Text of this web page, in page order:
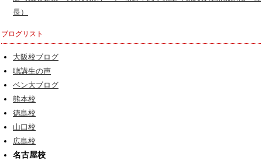
長）
ブログリスト
大阪校ブログ
聴講生の声
ベン大ブログ
熊本校
徳島校
山口校
広島校
名古屋校